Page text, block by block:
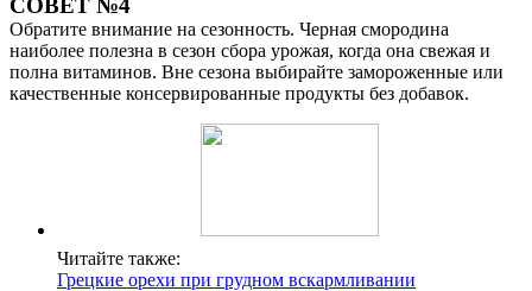
СОВЕТ №4
Обратите внимание на сезонность. Черная смородина
наиболее полезна в сезон сбора урожая, когда она свежая и
полна витаминов. Вне сезона выбирайте замороженные или
качественные консервированные продукты без добавок.
Читайте также:
Грецкие орехи при грудном вскармливании